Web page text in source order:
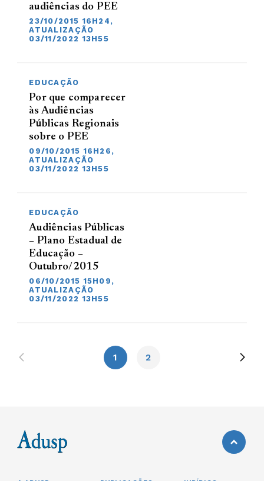
audiências do PEE
23/10/2015 16H24,
ATUALIZAÇÃO
03/11/2022 13H55
EDUCAÇÃO
Por que comparecer
às Audiências
Públicas Regionais
sobre o PEE
09/10/2015 16H26,
ATUALIZAÇÃO
03/11/2022 13H55
EDUCAÇÃO
Audiências Públicas
– Plano Estadual de
Educação –
Outubro/2015
06/10/2015 15H09,
ATUALIZAÇÃO
03/11/2022 13H55
1 2